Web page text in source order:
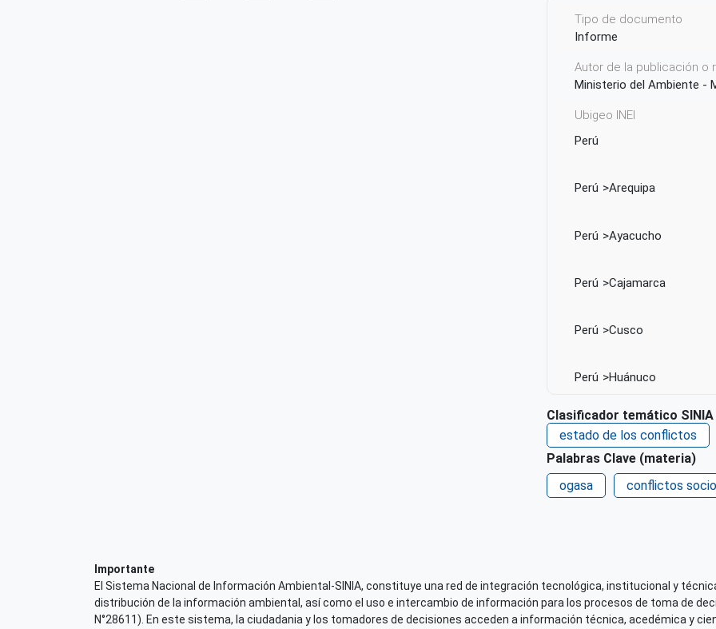
Tipo de documento
Informe
Autor de la publicación o
Ministerio del Ambiente -
Ubigeo INEI
Perú
Perú Arequipa
Perú Ayacucho
Perú Cajamarca
Perú Cusco
Perú Huánuco
Perú La Libertad
Perú Lambayeque
Perú Madre de Dios
Clasificador temático SINIA
estado de los conflictos
Palabras Clave (materia)
ogasa
conflictos
Importante
El Sistema Nacional de Información Ambiental-SINIA, constituye una red de integración tecnológica, institucional y
distribución de la información ambiental, así como el uso e intercambio de información para los procesos de toma de
N°28611). En este sistema, la ciudadania y los tomadores de decisiones acceden a información técnica, acedémica y